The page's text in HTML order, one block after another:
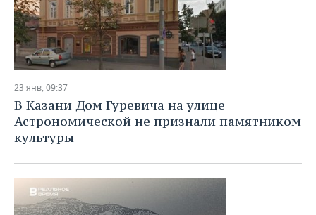
23 янв, 09:37
В Казани Дом Гуревича на улице
Астрономической не признали памятником
культуры